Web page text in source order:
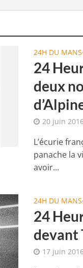
24H DU MANS
24
deux
20 juin
L’écurie
panache la
avoir...
24H DU MANS
24
devant
17 juin